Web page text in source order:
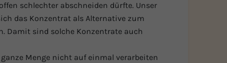
schlechter abschneiden dürfte. Unser
das Konzentrat als Alternative zum
Damit sind solche Konzentrate auch
Menge nicht auf einmal verarbeiten